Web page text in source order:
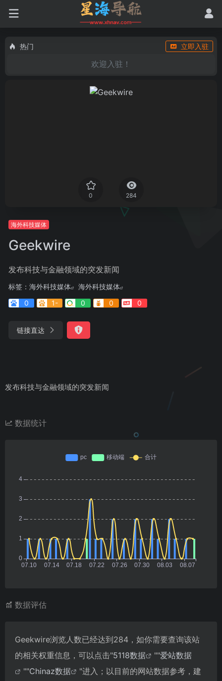
热门 立即入驻
欢迎入驻！
0 284
海外科技媒体
Geekwire
发布科技与金融领域的突发新闻
标签： 海外科技媒体
海外科技媒体
0
1- 0 0 0
链接直达
发布科技与金融领域的突发新闻
数据统计
数据评估
Geekwire浏览人数已经达到284，如你需要查询该站
的相关权重信息，可以点击"5118数据 ""爱站数据
""Chinaz数据
"进入；以目前的网站数据参考，建